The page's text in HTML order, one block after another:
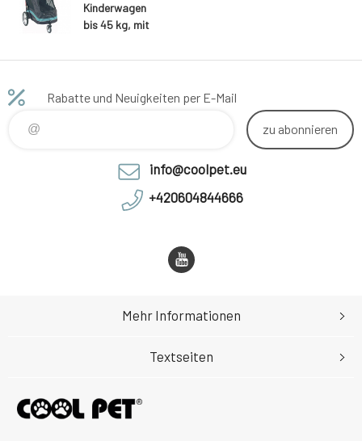
Kinderwagen
bis 45 kg, mit
ch, Farbe
+ kostenlose
Rabatte und Neuigkeiten per E-Mail
zu abonnieren
info@coolpet.eu
+420604844666
Mehr Informationen
Textseiten